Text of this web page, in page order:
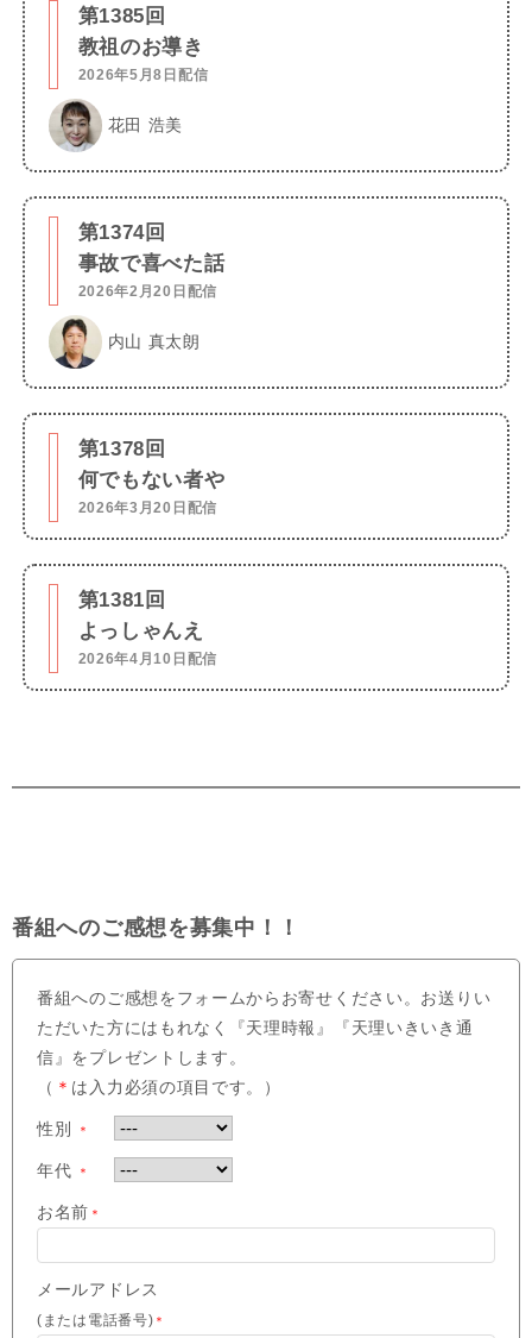
第1385回
教祖のお導き
2026年5月8日配信
花田 浩美
第1374回
事故で喜べた話
2026年2月20日配信
内山 真太朗
第1378回
何でもない者や
2026年3月20日配信
第1381回
よっしゃんえ
2026年4月10日配信
番組へのご感想を募集中！！
番組へのご感想をフォームからお寄せください。お送りい
ただいた方にはもれなく『天理時報』『天理いきいき通
信』をプレゼントします。
（ ＊ は入力必須の項目です。）
性別 ＊
年代 ＊
お名前 ＊
メールアドレス
(または電話番号) ＊